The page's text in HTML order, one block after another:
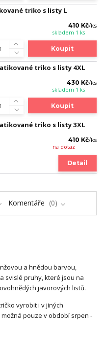
triko s listy L
410 Kč/ks
skladem 1 ks
Koupit
triko s listy 4XL
430 Kč/ks
skladem 1 ks
Koupit
triko s listy 3XL
410 Kč/ks
na dotaz
Detail
Komentáře 0
a hnědou barvou,
svislé pruhy, které jsou na
javorových listů.
vyrobit i v jiných
pouze v období srpen -